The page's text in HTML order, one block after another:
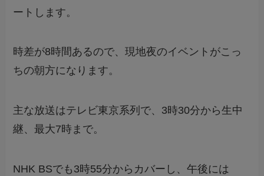
ートします。
時差が8時間あるので、現地夜のイベントがこっ
ちの朝方になります。
主な放送はテレビ東京系列で、3時30分から生中
継、最大7時まで。
NHK BSでも3時55分からカバーし、午後には